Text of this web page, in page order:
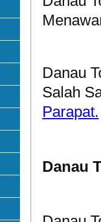
Danau
Salah
Parapat.
Danau